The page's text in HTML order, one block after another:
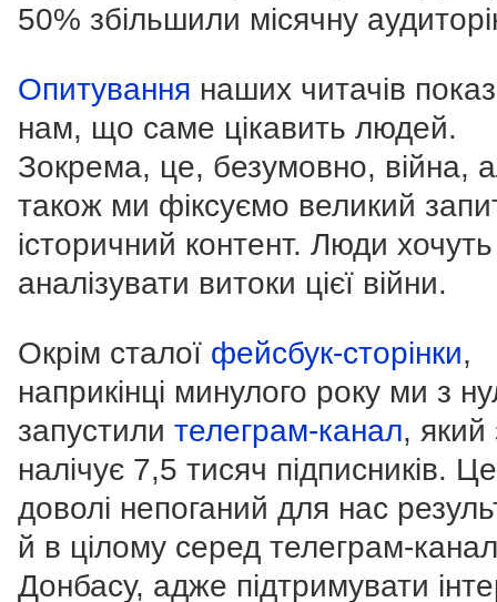
50% збільшили місячну
Опитування наших читачів
нам, що саме цікавить людей.
Зокрема, це, безумовно, війна,
також ми фіксуємо великий
історичний контент. Люди хочуть
аналізувати витоки цієї війни.
Окрім сталої фейсбук-сторінки,
наприкінці минулого року ми з
запустили телеграм-канал, який
налічує 7,5 тисяч підписників. Це
доволі непоганий для нас
й в цілому серед телеграм-
Донбасу, адже підтримувати